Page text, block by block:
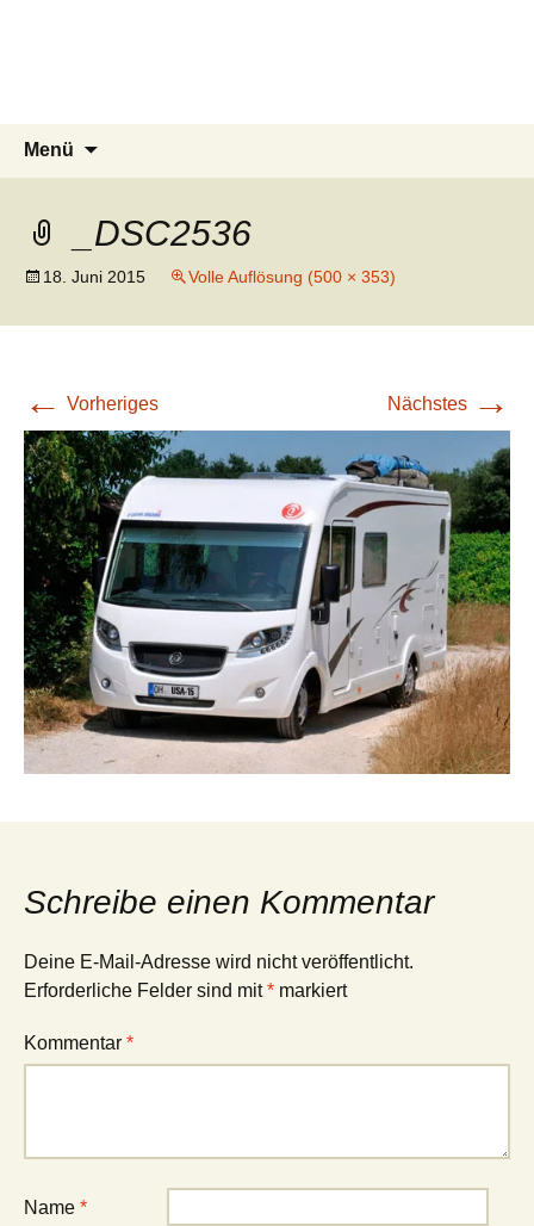
Menü
_DSC2536
18. Juni 2015 Volle Auflösung (500 × 353)
← Vorheriges Nächstes →
Schreibe einen Kommentar
Deine E-Mail-Adresse wird nicht veröffentlicht.
Erforderliche Felder sind mit* markiert
Kommentar *
Name *